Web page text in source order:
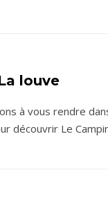
louve
à vous rendre
découvrir Le